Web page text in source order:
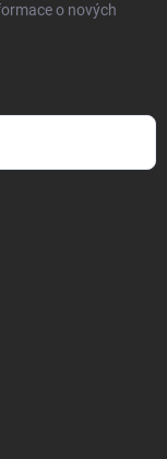
o nových